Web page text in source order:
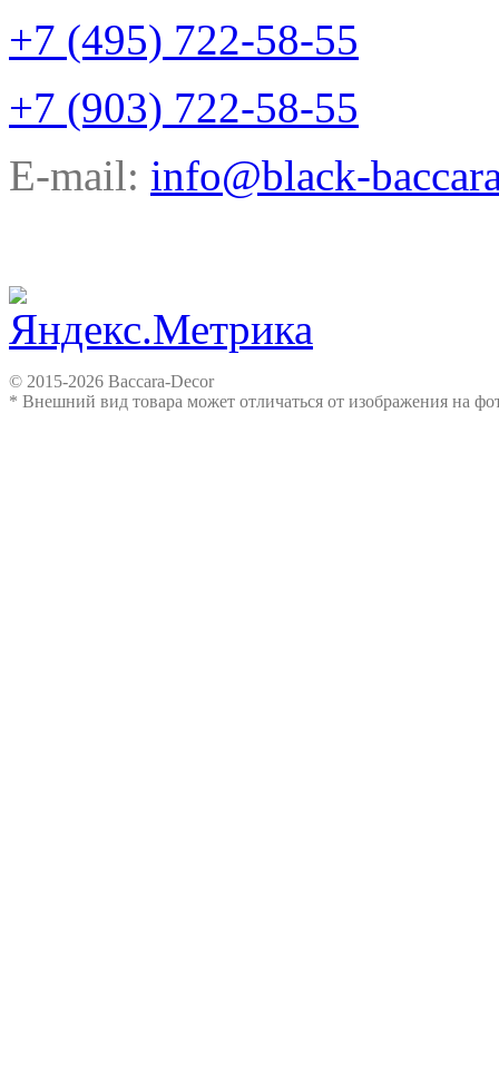
+7 (495) 722-58-55
+7 (903) 722-58-55
E-mail: info@black-
© 2015-2026 Baccara-Decor
* Внешний вид товара может отличаться от изображения на